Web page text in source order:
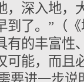
，深入地，
到了。”（
有的丰富性
可能，而且